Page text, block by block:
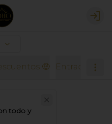
🤑 Entradas
todo y